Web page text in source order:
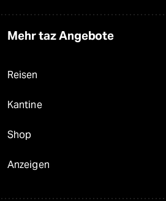
Mehr taz Angebote
Reisen
Kantine
Shop
Anzeigen